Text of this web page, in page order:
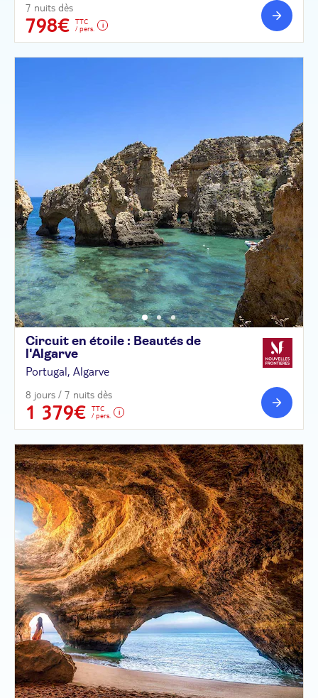
7 nuits dès
798€
TTC
/ pers.
Circuit en étoile : Beautés de
l'Algarve
Portugal, Algarve
8 jours / 7 nuits dès
1 379€
TTC
/ pers.